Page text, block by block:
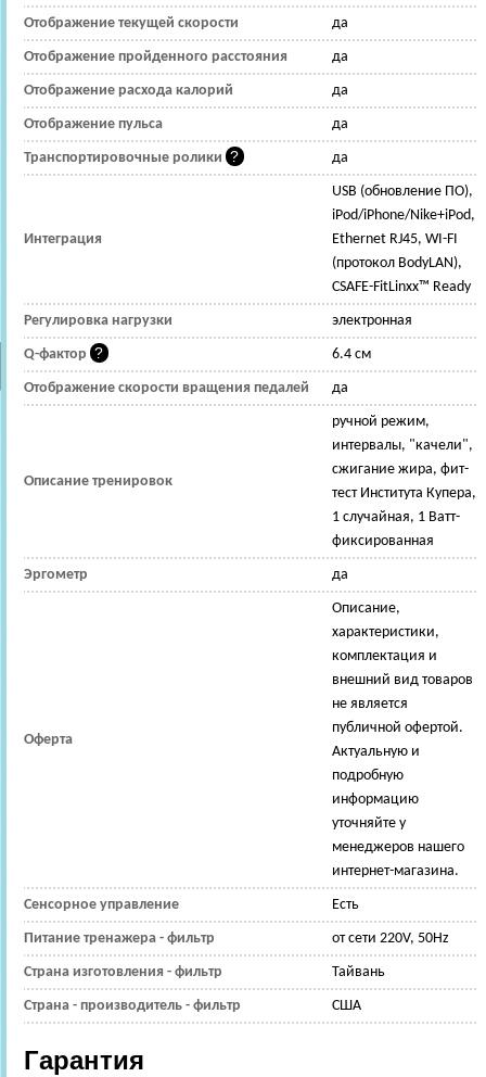
Отображение текущей скорости да
Отображение пройденного расстояния да
Отображение расхода калорий да
Отображение пульса да
Транспортировочные ролики да
Интеграция
USB (обновление ПО),
iPod/iPhone/Nike+iPod,
Ethernet RJ45, WI-FI
(протокол BodyLAN),
CSAFE-FitLinxx™ Ready
Регулировка нагрузки электронная
Q-фактор 6.4 см
Отображение скорости вращения педалей да
Описание тренировок
ручной режим,
интервалы, "качели",
сжигание жира, фит-
тест Института Купера,
1 случайная, 1 Ватт-
фиксированная
Эргометр да
Оферта
Описание,
характеристики,
комплектация и
внешний вид товаров
не является
публичной офертой.
Актуальную и
подробную
информацию
уточняйте у
менеджеров нашего
интернет-магазина.
Сенсорное управление Есть
Питание тренажера - фильтр от сети 220V, 50Hz
Страна изготовления - фильтр Тайвань
Страна - производитель - фильтр США
Гарантия